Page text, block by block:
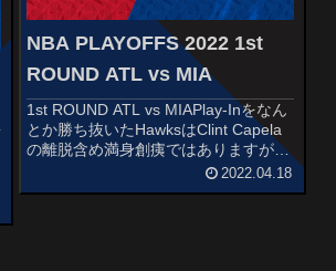
NBA PLAYOFFS 2022 1st
ROUND ATL vs MIA
1st ROUND ATL vs MIAPlay-Inをなん
とか勝ち抜いたHawksはClint Capela
の離脱含め満身創痍ではありますが
EAST王者HEATに挑みます。 Trae
Youngの調子が気になります。復活し
2022.04.18